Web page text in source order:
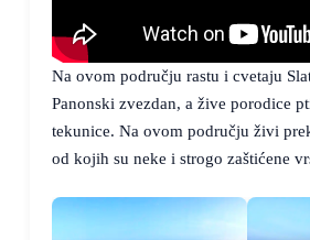
Na ovom području rastu i cvetaju
Panonski zvezdan, a žive porodice
tekunice. Na ovom području živi
od kojih su neke i strogo zaštićene